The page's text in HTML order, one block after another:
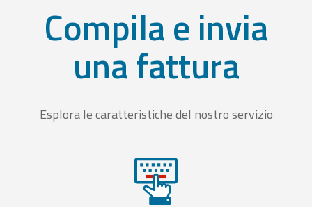
Compila e invia
una fattura
Esplora le caratteristiche del nostro servizio